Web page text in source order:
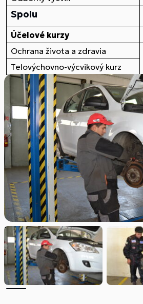
Spolu
Účelové kurzy
Ochrana života a zdravia
Telovýchovno-výcvikový kurz